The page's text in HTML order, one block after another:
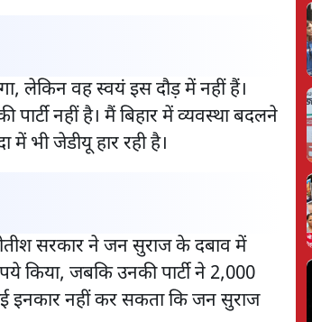
लेकिन वह स्वयं इस दौड़ में नहीं हैं।
नहीं है। मैं बिहार में व्यवस्था बदलने
में भी जेडीयू हार रही है।
सरकार ने जन सुराज के दबाव में
किया, जबकि उनकी पार्टी ने 2,000
इनकार नहीं कर सकता कि जन सुराज